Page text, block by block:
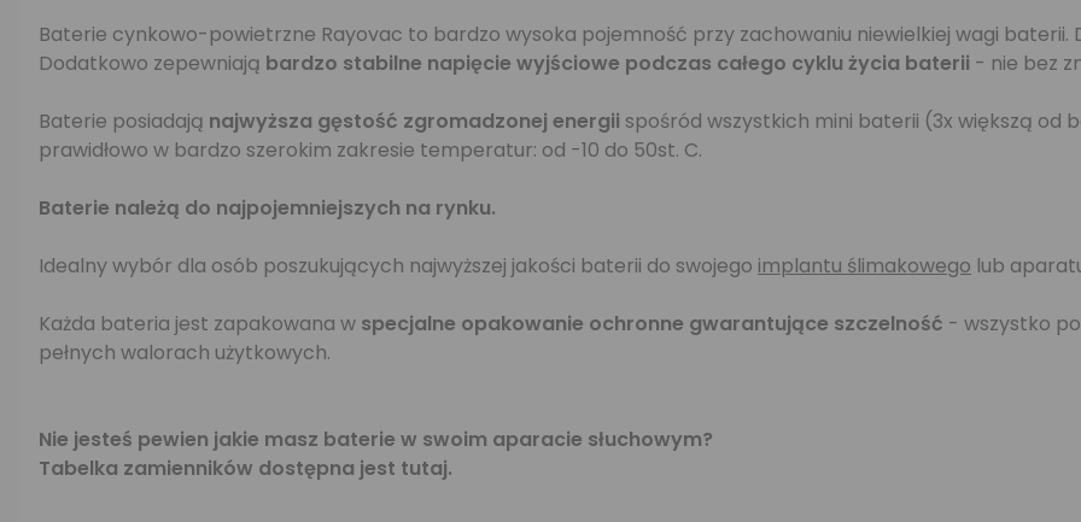
Baterie cynkowo-powietrzne Rayovac to bardzo wysoka pojemność przy zachowaniu niewielkiej wagi baterii.
Dodatkowo zepewniają bardzo stabilne napięcie wyjściowe podczas całego cyklu życia baterii - nie bez
Baterie posiadają najwyższa gęstość zgromadzonej energii spośród wszystkich mini baterii (3x większą od
prawidłowo w bardzo szerokim zakresie temperatur: od -10 do 50st. C.
Baterie należą do najpojemniejszych na rynku.
Idealny wybór dla osób poszukujących najwyższej jakości baterii do swojego implantu ślimakowego lub
Każda bateria jest zapakowana w specjalne opakowanie ochronne gwarantujące szczelność - wszystko
pełnych walorach użytkowych.
Nie jesteś pewien jakie masz baterie w swoim aparacie słuchowym?
Tabelka zamienników dostępna jest tutaj.